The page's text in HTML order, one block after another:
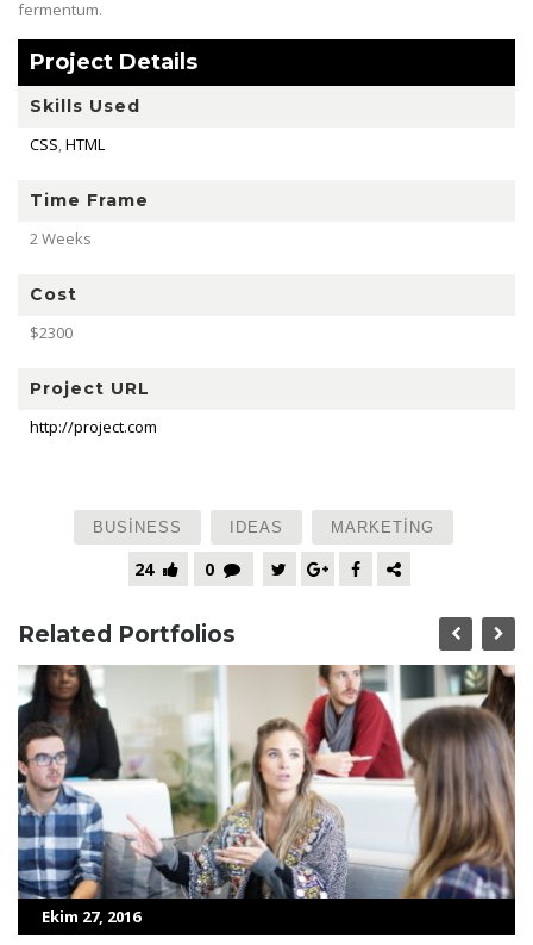
fermentum.
Project Details
Skills Used
CSS,HTML
Time Frame
2 Weeks
Cost
$2300
Project URL
http://project.com
BUSINESS IDEAS MARKETING
24 0
Related Portfolios
Ekim 27, 2016